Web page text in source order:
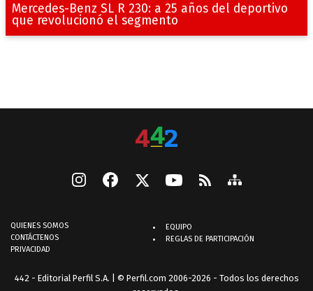
Mercedes-Benz SL R 230: a 25 años del deportivo
que revolucionó el segmento
QUIENES SOMOS
CONTÁCTENOS
PRIVACIDAD
EQUIPO
REGLAS DE PARTICIPACIÓN
442 - Editorial Perfil S.A. | © Perfil.com 2006-2026 - Todos los derechos